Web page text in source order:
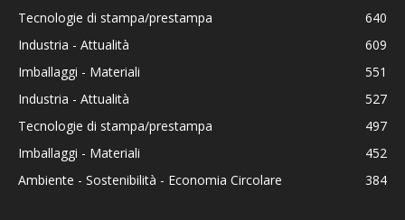
Tecnologie di stampa/prestampa
640
Industria - Attualità
609
Imballaggi - Materiali
551
Industria - Attualità
527
Tecnologie di stampa/prestampa
497
Imballaggi - Materiali
452
Ambiente - Sostenibilità - Economia Circolare
384